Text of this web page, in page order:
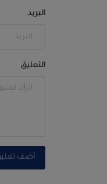
البريد
التعليق
أضف